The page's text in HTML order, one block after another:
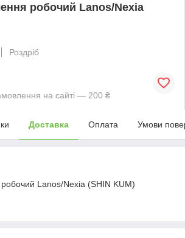
робочий Lanos/Nexia
Роздріб
на сайті — 200 ₴
Доставка Оплата Умови
робочий Lanos/Nexia (SHIN KUM)